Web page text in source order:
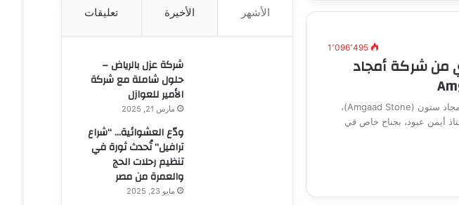
1٬096٬495
من شركة أمجاد
في عام 2015, شاركت شركة أمجاد ستون (Amgaad Stone)،
أيمن عبود، بجناح خاص في
الأشهر الأخيرة تعليقات
شركة عزل بالرياض –
حلول شاملة مع شركة
الأمير للعوازل
مارس 21, 2025
ودّع العشوائية… “شراع
ترافيل” تُحدث ثورة في
تنظيم رحلات الحج
والعمرة من مصر
مايو 23, 2025